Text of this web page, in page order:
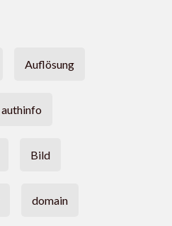
Auflösung
authinfo
Bild
domain